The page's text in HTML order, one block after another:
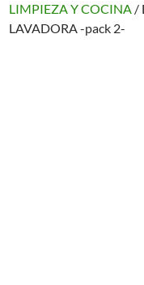
LIMPIEZA Y COCINA /
LAVADORA -pack 2-